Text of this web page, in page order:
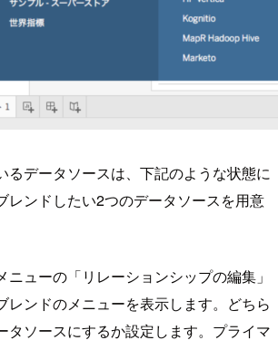
るデータソースは、下記のような状態に
レンドしたい2つのデータソースを用意
ニューの「リレーションシップの編集」
レンドのメニューを表示します。どちら
タソースにするか設定します。プライマ